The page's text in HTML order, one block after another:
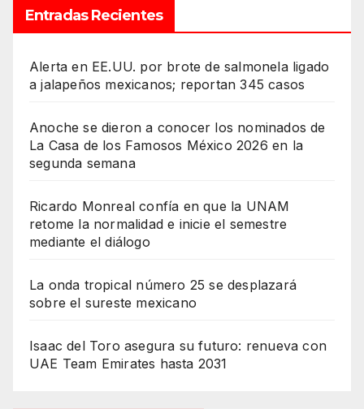
Entradas Recientes
Alerta en EE.UU. por brote de salmonela ligado
a jalapeños mexicanos; reportan 345 casos
Anoche se dieron a conocer los nominados de
La Casa de los Famosos México 2026 en la
segunda semana
Ricardo Monreal confía en que la UNAM
retome la normalidad e inicie el semestre
mediante el diálogo
La onda tropical número 25 se desplazará
sobre el sureste mexicano
Isaac del Toro asegura su futuro: renueva con
UAE Team Emirates hasta 2031